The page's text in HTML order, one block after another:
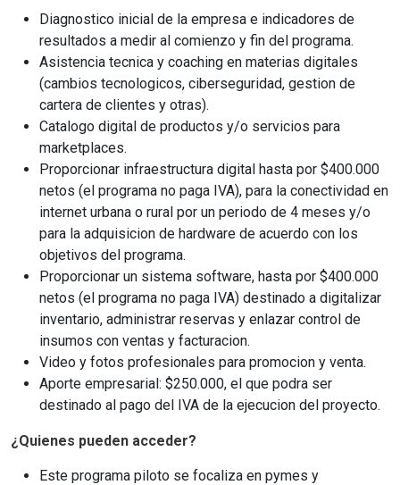
Diagnostico inicial de la empresa e indicadores de
resultados a medir al comienzo y fin del programa.
Asistencia tecnica y coaching en materias digitales
(cambios tecnologicos, ciberseguridad, gestion de
cartera de clientes y otras).
Catalogo digital de productos y/o servicios para
marketplaces.
Proporcionar infraestructura digital hasta por $400.000
netos (el programa no paga IVA), para la conectividad en
internet urbana o rural por un periodo de 4 meses y/o
para la adquisicion de hardware de acuerdo con los
objetivos del programa.
Proporcionar un sistema software, hasta por $400.000
netos (el programa no paga IVA) destinado a digitalizar
inventario, administrar reservas y enlazar control de
insumos con ventas y facturacion.
Video y fotos profesionales para promocion y venta.
Aporte empresarial: $250.000, el que podra ser
destinado al pago del IVA de la ejecucion del proyecto.
¿Quienes pueden acceder?
Este programa piloto se focaliza en pymes y